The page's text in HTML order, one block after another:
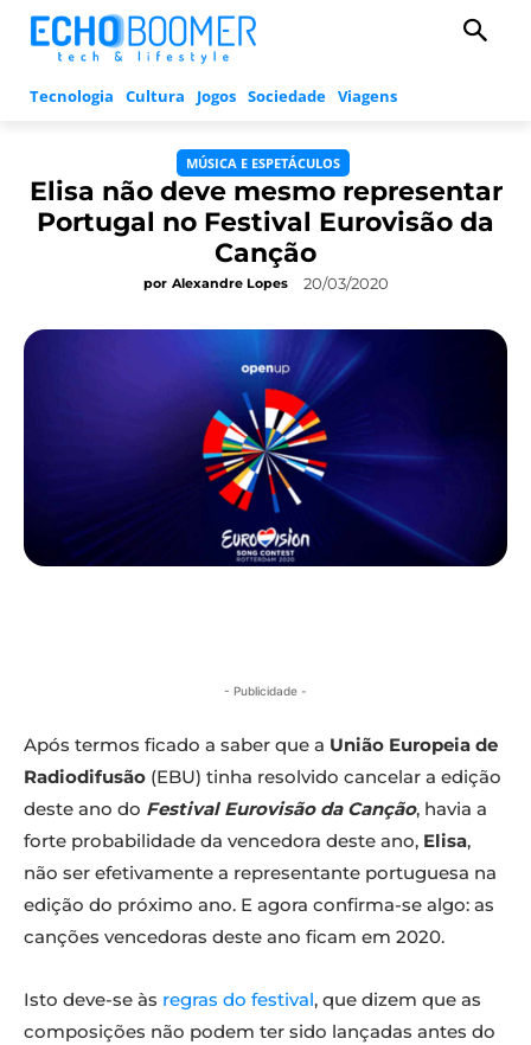
Tecnologia Cultura Jogos Sociedade Viagens
MÚSICA E ESPETÁCULOS
Elisa não deve mesmo representar
Portugal no Festival Eurovisão da
Canção
por Alexandre Lopes 20/03/2020
- Publicidade -
Após termos ficado a saber que a União Europeia de
Radiodifusão (EBU) tinha resolvido cancelar a edição
deste ano do Festival Eurovisão da Canção, havia a
forte probabilidade da vencedora deste ano, Elisa,
não ser efetivamente a representante portuguesa na
edição do próximo ano. E agora confirma-se algo: as
canções vencedoras deste ano ficam em 2020.
Isto deve-se às regras do festival, que dizem que as
composições não podem ter sido lançadas antes do